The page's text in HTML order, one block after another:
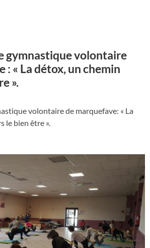
gymnastique volontaire
: « La détox, un chemin
».
volontaire de marquefave: « La
le bien être ».